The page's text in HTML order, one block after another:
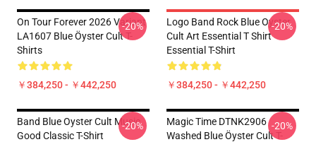
On Tour Forever 2026 Variant
LA1607 Blue Öyster Cult T-
Shirts
￥384,250 - ￥442,250
-20%
Logo Band Rock Blue Oyster
Cult Art Essential T Shirt
Essential T-Shirt
￥384,250 - ￥442,250
-20%
Band Blue Oyster Cult Music
Good Classic T-Shirt
-20%
Magic Time DTNK2906
Washed Blue Öyster Cult T-
-20%